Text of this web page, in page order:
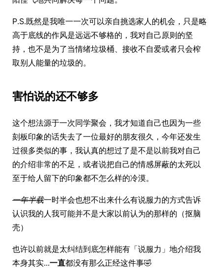
P.S.既然是我唯一一次可以亲自挑选家人的机会，只是略
高于底线的作风是远远不够格的，我对自己原则的坚
持，也不是为了当情绪垃圾桶、接收不自爱或者只会榨
取别人能量的垃圾的。
害怕说的还不够多
这个想法源于一次同学聚会，我才知道自己也因为一些
刻板印象的话失去了一位最好的朋友很久，今年还发生
过很多类似的事，我认真的想过了是不是以前我对自己
的介绍非常的不足，或者说把自己的情感屏蔽的太死以
至于给人留下的印象都不怎么样的冷漠。
一年半载一时半会也想不出来什么有说服力的方式告诉
认识我的人我可能并不是大家以前认为的那样的（抠脑
壳）
也许以前就是太纠结到底怎样能有「说服力」地介绍我
本身其实...一直都没有那么正经这件事🤣